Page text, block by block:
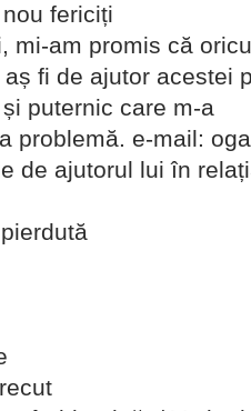
fericiți
mi-am promis că
fi de ajutor acestei
puternic care m-a
problemă. e-mail:
de ajutorul lui în